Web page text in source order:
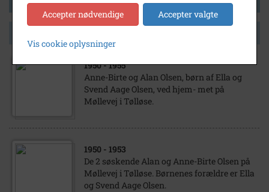
1950- 1955
Anne-Birte og Alan Olsen, børn af Ella og
Svend Aage Olsen, ved hjem- met på
Møllevej i Tølløse.
1950 - 1953
De 2 søskende Alan og Anne-Birte Olsen på
Møllevej i Tølløse. Børnenes forældre er Ella
og Svend Aage Olsen.
Accepter nødvendige Accepter valgte
Vis cookie oplysninger